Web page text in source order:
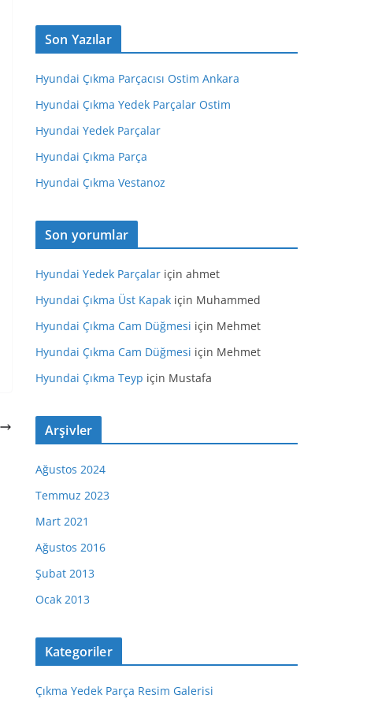
Son Yazılar
Hyundai Çıkma Parçacısı Ostim Ankara
Hyundai Çıkma Yedek Parçalar Ostim
Hyundai Yedek Parçalar
Hyundai Çıkma Parça
Hyundai Çıkma Vestanoz
Son yorumlar
Hyundai Yedek Parçalar için ahmet
Hyundai Çıkma Üst Kapak için Muhammed
Hyundai Çıkma Cam Düğmesi için Mehmet
Hyundai Çıkma Cam Düğmesi için Mehmet
Hyundai Çıkma Teyp için Mustafa
Arşivler
Ağustos 2024
Temmuz 2023
Mart 2021
Ağustos 2016
Şubat 2013
Ocak 2013
Kategoriler
Çıkma Yedek Parça Resim Galerisi